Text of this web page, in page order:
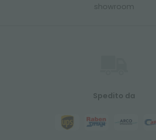
showroom
Spedito da